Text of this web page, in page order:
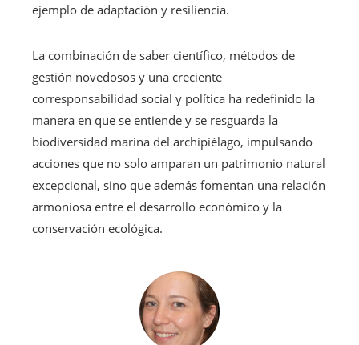
ejemplo de adaptación y resiliencia.
La combinación de saber científico, métodos de
gestión novedosos y una creciente
corresponsabilidad social y política ha redefinido la
manera en que se entiende y se resguarda la
biodiversidad marina del archipiélago, impulsando
acciones que no solo amparan un patrimonio natural
excepcional, sino que además fomentan una relación
armoniosa entre el desarrollo económico y la
conservación ecológica.